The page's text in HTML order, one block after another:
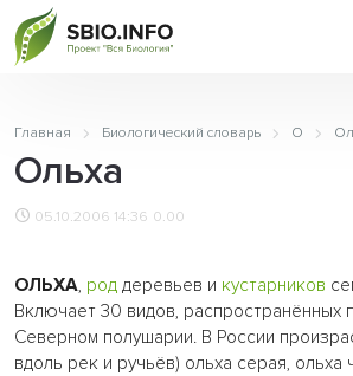
Главная Биологический словарь О
Ольха
05.10.2006 14:36 0.00
ОЛЬХА, род деревьев и кустарников
Включает 30 видов, распространённых
Северном полушарии. В России
вдоль рек и ручьёв) ольха серая, ольха